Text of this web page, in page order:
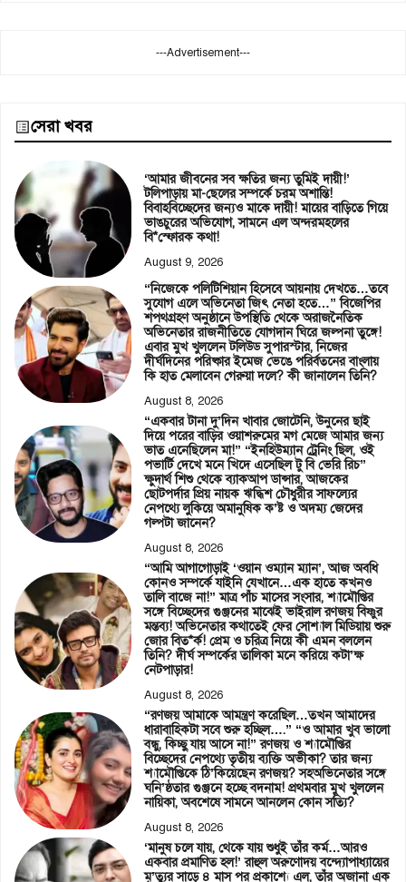
---Advertisement---
সেরা খবর
‘আমার জীবনের সব ক্ষতির জন্য তুমিই দায়ী!’
টলিপাড়ায় মা-ছেলের সম্পর্কে চরম অশান্তি!
বিবাহবিচ্ছেদের জন্যও মাকে দায়ী! মায়ের বাড়িতে গিয়ে
ভাঙচুরের অভিযোগ, সামনে এল অন্দরমহলের
বি*স্ফোরক কথা!
August 9, 2026
“নিজেকে পলিটিশিয়ান হিসেবে আয়নায় দেখতে…তবে
সুযোগ এলে অভিনেতা জিৎ নেতা হতে…” বিজেপির
শপথগ্রহণ অনুষ্ঠানে উপস্থিতি থেকে অরাজনৈতিক
অভিনেতার রাজনীতিতে যোগদান ঘিরে জল্পনা তুঙ্গে!
এবার মুখ খুললেন টলিউড সুপারস্টার, নিজের
দীর্ঘদিনের পরিষ্কার ইমেজ ভেঙে পরির্বতনের বাংলায়
কি হাত মেলাবেন গেরুয়া দলে? কী জানালেন তিনি?
August 8, 2026
“একবার টানা দু’দিন খাবার জোটেনি, উনুনের ছাই
দিয়ে পরের বাড়ির ওয়াশরুমের মগ মেজে আমার জন্য
ভাত এনেছিলেন মা!” “ইনহিউম্যান ট্রেনিং ছিল, ওই
পভার্টি দেখে মনে খিদে এসেছিল টু বি ভেরি রিচ”
ক্ষুদার্থ শিশু থেকে ব্যাকআপ ডান্সার, আজকের
ছোটপর্দার প্রিয় নায়ক ঋদ্ধিশ চৌধুরীর সাফল্যের
নেপথ্যে লুকিয়ে অমানুষিক ক’ষ্ট ও অদম্য জেদের
গল্পটা জানেন?
August 8, 2026
“আমি আগাগোড়াই ‘ওয়ান ওম্যান ম্যান’, আজ অবধি
কোনও সম্পর্কে যাইনি যেখানে…এক হাতে কখনও
তালি বাজে না!” মাত্র পাঁচ মাসের সংসার, শ্যামৌপ্তির
সঙ্গে বিচ্ছেদের গুঞ্জনের মাঝেই ভাইরাল রণজয় বিষ্ণুর
মন্তব্য! অভিনেতার কথাতেই ফের সোশ্যাল মিডিয়ায় শুরু
জোর বিত*র্ক! প্রেম ও চরিত্র নিয়ে কী এমন বললেন
তিনি? দীর্ঘ সম্পর্কের তালিকা মনে করিয়ে কটা’ক্ষ
নেটপাড়ার!
August 8, 2026
“রণজয় আমাকে আমন্ত্রণ করেছিল…তখন আমাদের
ধারাবাহিকটা সবে শুরু হচ্ছিল….” “ও আমার খুব ভালো
বন্ধু, কিচ্ছু যায় আসে না!” রণজয় ও শ্যামৌপ্তির
বিচ্ছেদের নেপথ্যে তৃতীয় ব্যক্তি অভীকা? তার জন্য
শ্যামৌপ্তিকে ঠি’কিয়েছেন রণজয়? সহঅভিনেতার সঙ্গে
ঘনি’ষ্ঠতার গুঞ্জনে হচ্ছে বদনাম! প্রথমবার মুখ খুললেন
নায়িকা, অবশেষে সামনে আনলেন কোন সত্যি?
August 8, 2026
‘মানুষ চলে যায়, থেকে যায় শুধুই তাঁর কর্ম…আরও
একবার প্রমাণিত হল!’ রাহুল অরুণোদয় বন্দ্যোপাধ্যায়ের
মৃ’ত্যুর সাড়ে ৪ মাস পর প্রকাশ্যে এল, তাঁর অজানা এক